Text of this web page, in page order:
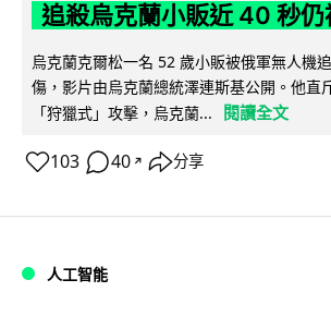
追殺烏克蘭小販近 40 秒仍
烏克蘭克爾松一名 52 歲小販被俄軍無人機
傷，影片由烏克蘭總統澤連斯基公開。他直
「狩獵式」攻擊，烏克蘭...
閱讀全文
103 40 ↗ 分享
人工智能